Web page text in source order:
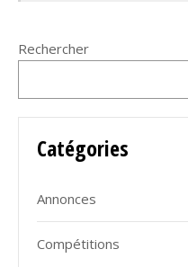
Rechercher
Catégories
Annonces
Compétitions